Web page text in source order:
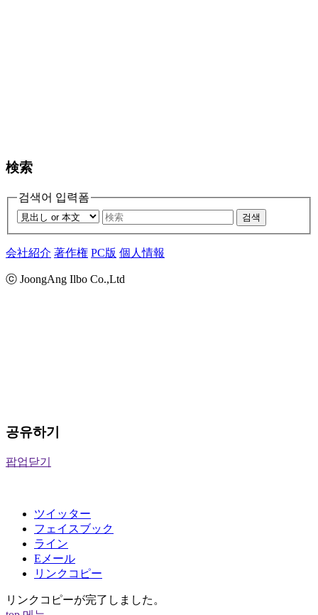
検索
검색어 입력폼
검색
会社紹介 著作権 PC版 個人情報
ⓒ JoongAng Ilbo Co.,Ltd
공유하기
팝업닫기
ツイッター
フェイスブック
ライン
Eメール
リンクコピー
リンクコピーが完了しました。